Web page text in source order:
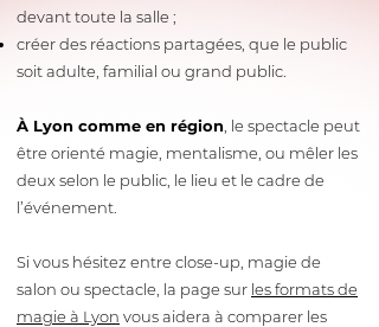
devant toute la salle ;
créer des réactions partagées, que le public
soit adulte, familial ou grand public.
À Lyon comme en région , le spectacle peut
être orienté magie, mentalisme, ou mêler les
deux selon le public, le lieu et le cadre de
l’événement.
Si vous hésitez entre close-up, magie de
salon ou spectacle, la page sur les formats de
magie à Lyon vous aidera à comparer les